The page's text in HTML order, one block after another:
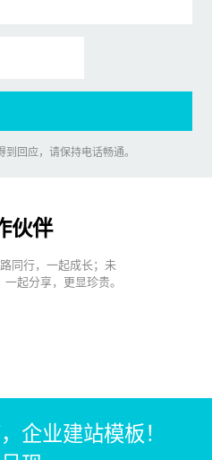
回应，请保持电话畅通。
伙伴
同行，一起成长；未
起分享，更显珍贵。
企业建站模板！